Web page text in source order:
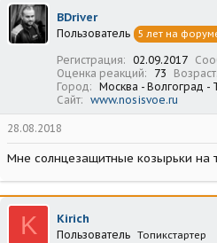
BDriver
Пользователь 5 лет на
Регистрация 02.09.2017
Оценка реакций
73 Возраст
Город
Москва - Волгоград -
Сайт
www.nosisvoe.ru
28.08.2018
Мне солнцезащитные козырьки на
K Kirich
Пользователь Топикстартер